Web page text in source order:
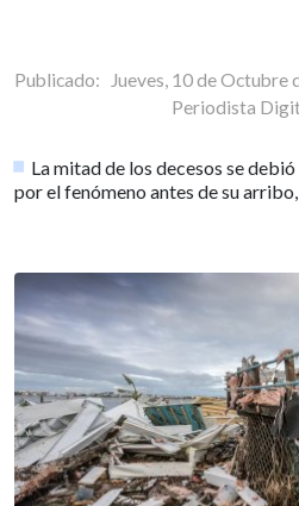
Publicado: Jueves, 10 de Octubre
Periodista
La mitad de los decesos se
por el fenómeno antes de su